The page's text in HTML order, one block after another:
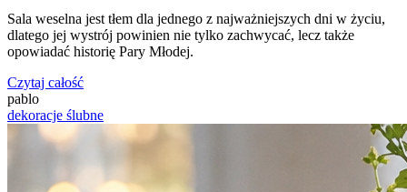
Sala weselna jest tłem dla jednego z najważniejszych dni w życiu,
dlatego jej wystrój powinien nie tylko zachwycać, lecz także
opowiadać historię Pary Młodej.
Czytaj całość
pablo
dekoracje ślubne